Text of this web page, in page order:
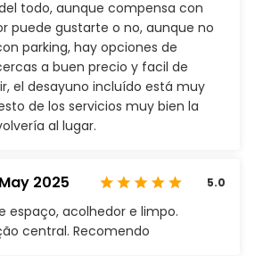
todo, aunque compensa con
puede gustarte o no, aunque no
parking, hay opciones de
a buen precio y facil de
el desayuno incluído está muy
de los servicios muy bien la
al lugar.
May 2025 5.0
espaço, acolhedor e limpo.
central. Recomendo